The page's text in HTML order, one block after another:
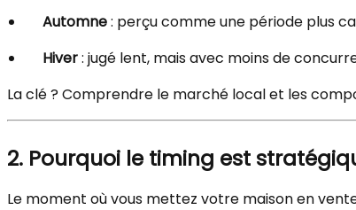
Automne: perçu comme une période plus
Hiver: jugé lent, mais avec moins de
La clé ? Comprendre le marché local et les
2. Pourquoi le timing est
Le moment où vous mettez votre maison en